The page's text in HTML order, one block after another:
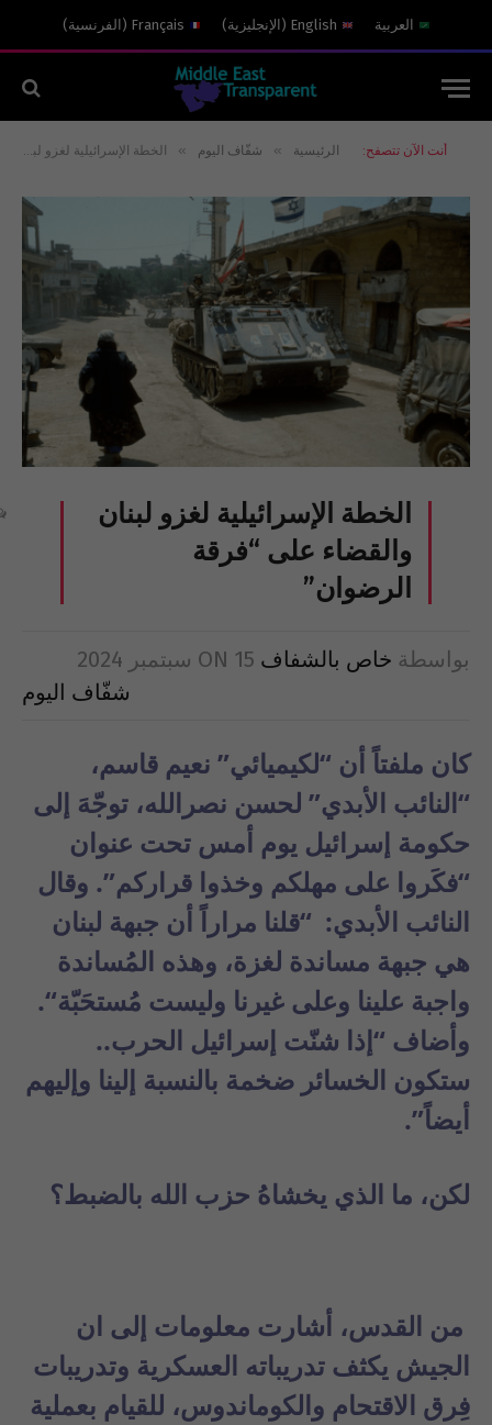
العربية English
( الإنجليزية)
Français
( الفرنسية)
أنت الآن تتصفح: الرئيسية » شفّاف اليوم » الخطة الإسرائيلية لغزو لبنان والقضاء على “فرقة الرضوان”
الخطة الإسرائيلية لغزو لبنان
والقضاء على “فرقة
الرضوان”
بواسطة خاص بالشفاف ON 15 سبتمبر 2024
شفّاف اليوم
كان ملفتاً أن “لكيميائي” نعيم قاسم،
“النائب الأبدي” لحسن نصرالله، توجّهَ إلى
حكومة إسرائيل يوم أمس تحت عنوان
“فكَروا على مهلكم وخذوا قراركم”. وقال
النائب الأبدي: “قلنا مراراً أن جبهة لبنان
هي جبهة مساندة لغزة، وهذه المُساندة
واجبة علينا وعلى غيرنا وليست مُستحَبّة“.
وأضاف “إذا شنّت إسرائيل الحرب..
ستكون الخسائر ضخمة بالنسبة إلينا وإليهم
أيضاً”.
لكن، ما الذي يخشاهُ حزب الله بالضبط؟
من القدس، أشارت معلومات إلى ان
الجيش يكثف تدريباته العسكرية وتدريبات
فِرق الاقتحام والكوماندوس، للقيام بعملية